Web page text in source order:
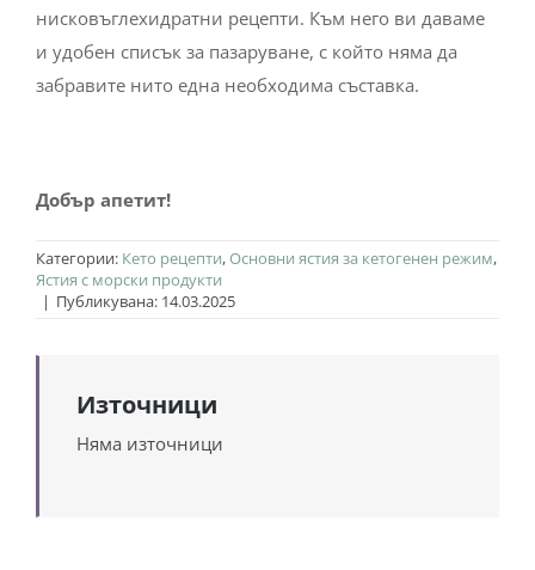
нисковъглехидратни рецепти. Към него ви даваме
и удобен списък за пазаруване, с който няма да
забравите нито една необходима съставка.
Добър апетит!
Категории: Кето рецепти,Основни ястия за кетогенен режим,
Ястия с морски продукти
| Публикувана: 14.03.2025
Източници
Няма източници